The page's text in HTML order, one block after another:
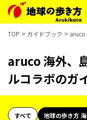
TOP ガイドブック aruco
aruco 海外、
ルコラボのガ
すべて 地球の歩き方